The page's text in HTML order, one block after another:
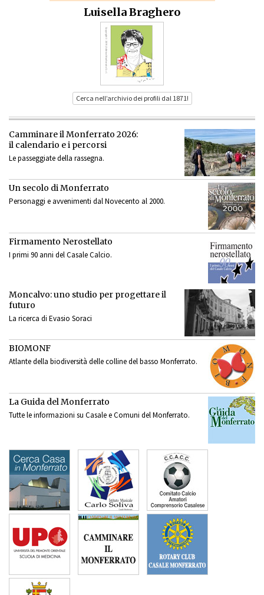
Luisella Braghero
Cerca nell’archivio dei profili dal 1871!
Camminare il Monferrato 2026:
il calendario e i percorsi
Le passeggiate della rassegna.
Un secolo di Monferrato
Personaggi e avvenimenti dal Novecento al 2000.
Firmamento Nerostellato
I primi 90 anni del Casale Calcio.
Moncalvo: uno studio per progettare il
futuro
La ricerca di Evasio Soraci
BIOMONF
Atlante della biodiversità delle colline del basso Monferrato.
La Guida del Monferrato
Tutte le informazioni su Casale e Comuni del Monferrato.